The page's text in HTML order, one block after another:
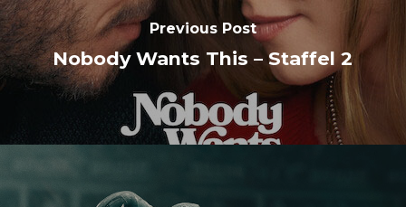
Previous Post
Nobody Wants This – Staffel 2